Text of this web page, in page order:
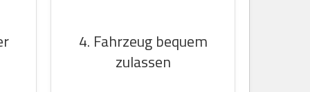
4. Fahrzeug bequem
zulassen